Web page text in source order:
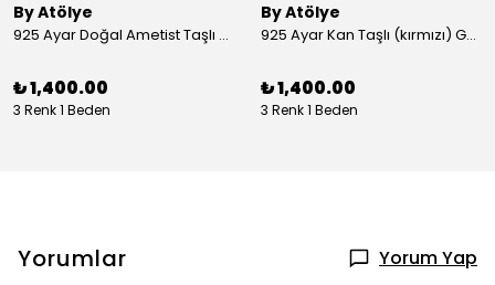
By Atölye
925 Ayar Doğal Ametist Taşlı Yuvarlak Gümüş Yüzük
₺ 1,400.00
3 Renk 1 Beden
By Atölye
925 Ayar Kan Taşlı (kırmızı) Gümüş Yüzük
₺ 1,400.00
3 Renk 1 Beden
Yorumlar Yorum Yap